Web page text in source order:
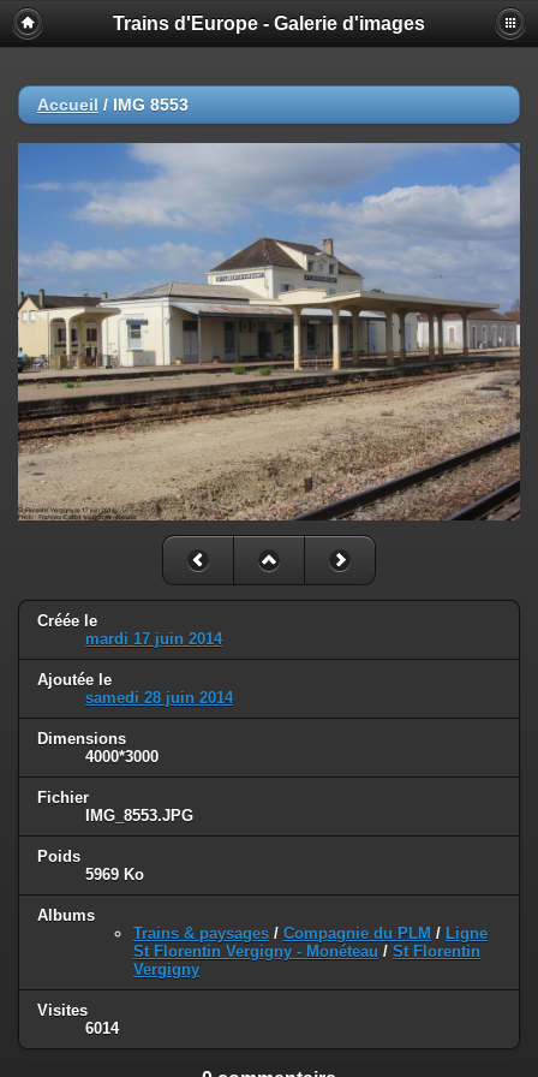
Trains d'Europe - Galerie d'images
Accueil / IMG 8553
Créée le
mardi 17 juin 2014
Ajoutée le
samedi 28 juin 2014
Dimensions
4000*3000
Fichier
IMG_8553.JPG
Poids
5969 Ko
Albums
Trains & paysages / Compagnie du PLM / Ligne
St Florentin Vergigny - Monéteau / St Florentin
Vergigny
Visites
6014